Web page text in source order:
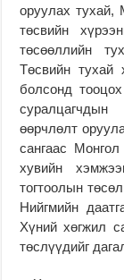
оруулах тухай,
төсвийн
төсөөллийн
Төсвийн тухай
болсонд
өөрчлөлт
сангаас
хувийн
тогтоолын
Нийгмийн
Хүний хөгжил
төслүүдийг